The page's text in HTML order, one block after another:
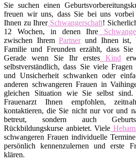
Sie suchen einen
freuen wir uns, dass Sie bei uns vorbei
Ihnen zu IhrerSchwangerschaft!
12 Wochen, in denen Ihre
zwischen IhremPartnerund Ihnen ist,
Familie und Freunden erzählt, dass Sie
Gerade wenn Sie Ihr erstes Kind
selbstverständlich, dass Sie viele
und Unsicherheit schwanken oder
anderen schwangeren Frauen in
gleichen Situation wie Sie selbst
Frauenarzt Ihnen empfohlen,
kontaktieren, die Sie nicht nur vor und
betreut, sondern auch
Rückbildungskurse anbietet. Viele
schwangeren Frauen individuelle
persönlich kennenzulernen und erste
klären.